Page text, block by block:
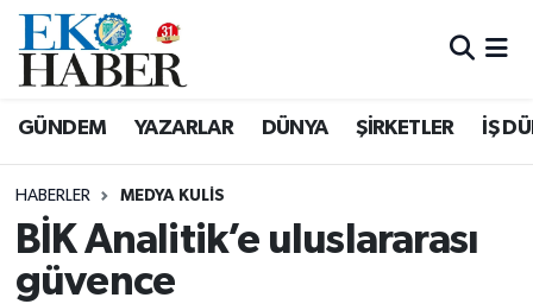
GÜNDEM YAZARLAR DÜNYA ŞİRKETLER İŞ
HABERLER MEDYA KULIS
BİK Analitik’e uluslararası
güvence
Hava Durumu
Tüm Manşetler